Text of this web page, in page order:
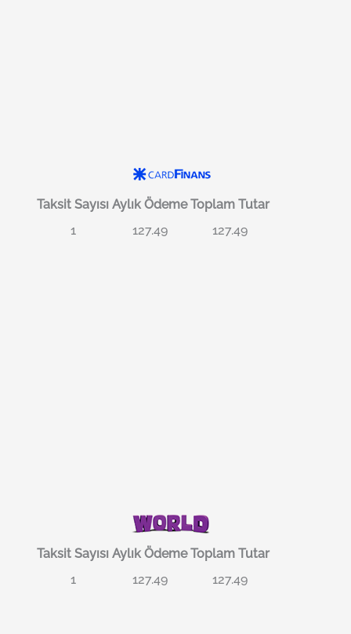
Taksit Sayısı Aylık Ödeme Toplam Tutar
1
127.49 127.49
Taksit Sayısı Aylık Ödeme Toplam Tutar
1
127.49 127.49